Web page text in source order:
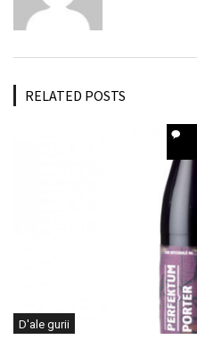
RELATED POSTS
D'ale gurii